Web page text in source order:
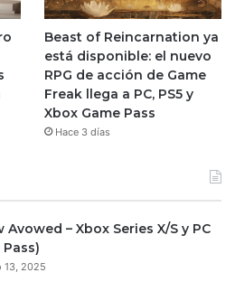
Beast of Reincarnation ya
está disponible: el nuevo
RPG de acción de Game
Freak llega a PC, PS5 y
Xbox Game Pass
Hace 3 días
Avowed – Xbox Series X/S y PC
Pass)
13, 2025